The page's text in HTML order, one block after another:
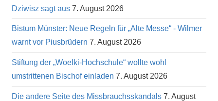
Dziwisz sagt aus 7. August 2026
Bistum Münster: Neue Regeln für „Alte Messe“ - Wilmer
warnt vor Piusbrüdern 7. August 2026
Stiftung der „Woelki-Hochschule“ wollte wohl
umstrittenen Bischof einladen 7. August 2026
Die andere Seite des Missbrauchsskandals 7. August